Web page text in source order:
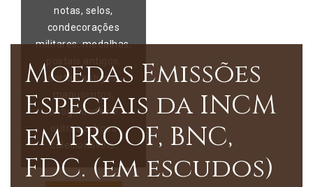
notas, selos,
condecorações
militares, medalhas,
cartas antigas,
antiguidades e
outros artigos
colecionáveis.
Moedas Emissões
Especiais da INCM
em PROOF, BNC,
FDC. (em escudos)